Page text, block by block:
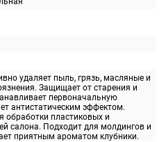
удаляет пыль, грязь, масляные и
Защищает от старения и
первоначальную
антистатическим эффектом.
обработки пластиковых и
салона. Подходит для молдингов и
приятным ароматом клубники.